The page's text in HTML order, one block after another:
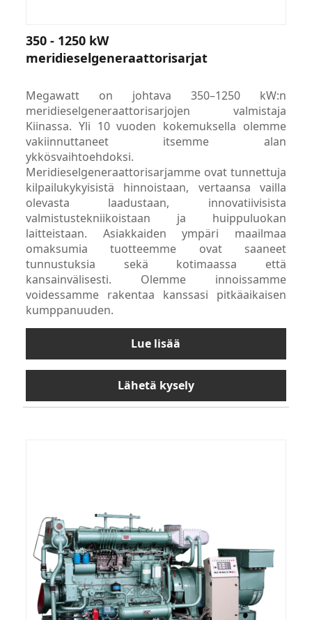
350 - 1250 kW
meridieselgeneraattorisarjat
Megawatt on johtava 350–1250 kW:n
meridieselgeneraattorisarjojen valmistaja
Kiinassa. Yli 10 vuoden kokemuksella olemme
vakiinnuttaneet itsemme alan
ykkösvaihtoehdoksi.
Meridieselgeneraattorisarjamme ovat tunnettuja
kilpailukykyisistä hinnoistaan, vertaansa vailla
olevasta laadustaan, innovatiivisista
valmistustekniikoistaan ​​ja huippuluokan
laitteistaan. Asiakkaiden ympäri maailmaa
omaksumia tuotteemme ovat saaneet
tunnustuksia sekä kotimaassa että
kansainvälisesti. Olemme innoissamme
voidessamme rakentaa kanssasi pitkäaikaisen
kumppanuuden.
Lue lisää
Lähetä kysely